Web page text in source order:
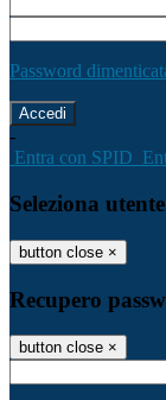
Password
-
Entra con SPID
Seleziona utente
button close ×
Recupero
button close ×